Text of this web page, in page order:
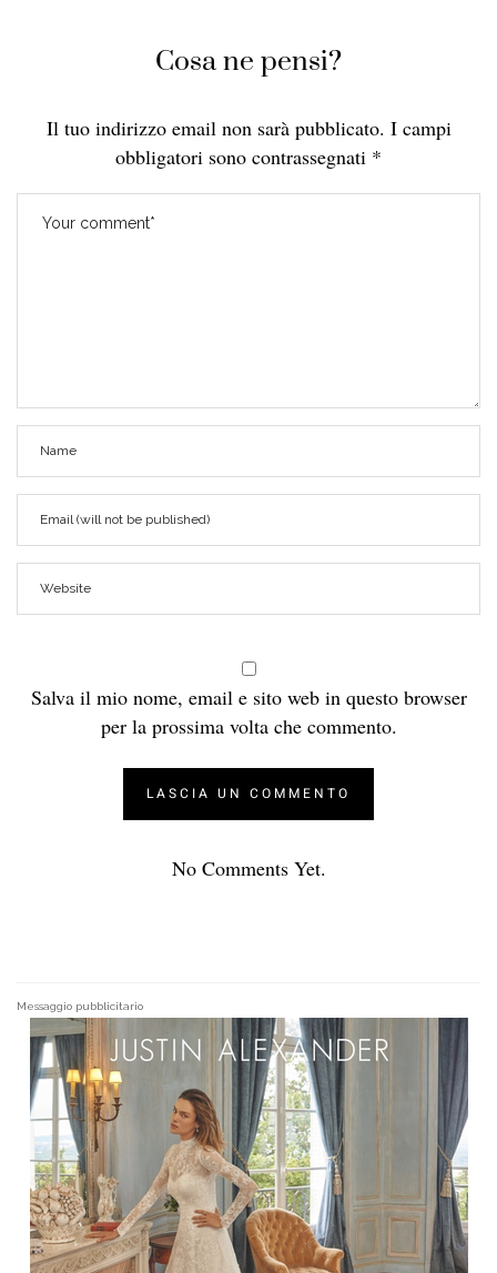
Cosa ne pensi?
Il tuo indirizzo email non sarà pubblicato. I campi
obbligatori sono contrassegnati *
Salva il mio nome, email e sito web in questo browser
per la prossima volta che commento.
No Comments Yet.
Messaggio pubblicitario